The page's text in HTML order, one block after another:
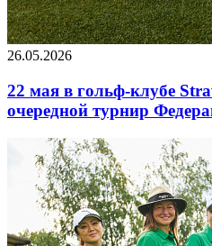
26.05.2026
22 мая в гольф-клубе
очередной турнир